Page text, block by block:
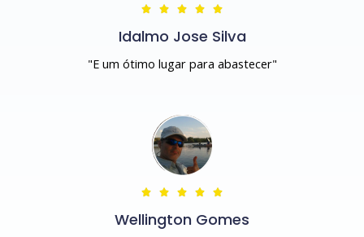
    
Idalmo Jose Silva
"E um ótimo lugar para abastecer"
    
Wellington Gomes